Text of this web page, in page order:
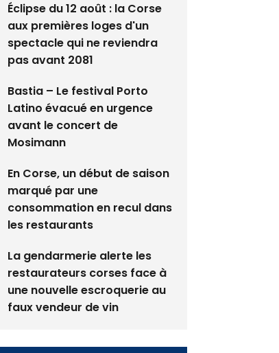
nouvelle Miss Corse 2026
Éclipse du 12 août : la Corse
aux premières loges d'un
pas avant 2081
Bastia – Le festival Porto
Latino évacué en urgence
Mosimann
En Corse, un début de saison
marqué par une
les restaurants
La gendarmerie alerte les
restaurateurs corses face à